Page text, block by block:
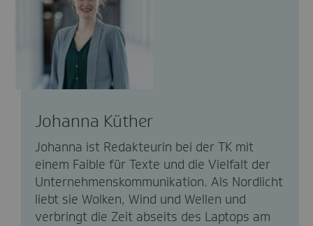
Johanna Küther
Johanna ist Redakteurin bei der TK mit
einem Faible für Texte und die Vielfalt der
Unternehmenskommunikation. Als Nordlicht
liebt sie Wolken, Wind und Wellen und
verbringt die Zeit abseits des Laptops am